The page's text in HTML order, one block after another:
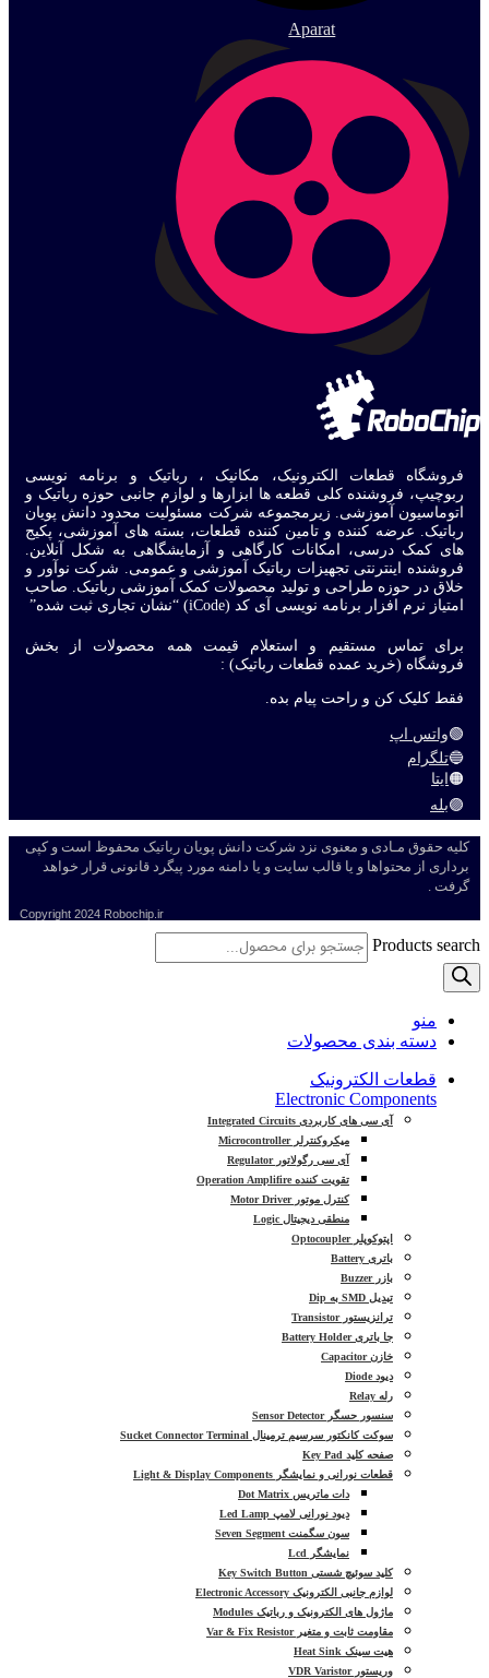
Aparat
فروشگاه قطعات الکترونیک، مکانیک ، رباتیک و برنامه نویسی
ربوچیپ، فروشنده کلی قطعه ها ابزارها و لوازم جانبی حوزه رباتیک و
اتوماسیون آموزشی. زیرمجموعه شرکت مسئولیت محدود دانش پویان
رباتیک. عرضه کننده و تامین کننده قطعات، بسته های آموزشی، پکیج
های کمک درسی، امکانات کارگاهی و آزمایشگاهی به شکل آنلاین.
فروشنده اینترنتی تجهیزات رباتیک آموزشی و عمومی. شرکت نوآور و
خلاق در حوزه طراحی و تولید محصولات کمک آموزشی رباتیک. صاحب
امتیاز نرم افزار برنامه نویسی آی کد (iCode) “نشان تجاری ثبت شده”
برای تماس مستقیم و استعلام قیمت همه محصولات از بخش
فروشگاه (خرید عمده قطعات رباتیک) :
فقط کلیک کن و راحت پیام بده.
🟢واتس اپ
🔵تلگرام
🟠ایتا
🟣بله
کلیه حقوق مـادی و معنوی نزد شرکت دانش پویان رباتیک محفوظ است و کپی
برداری از محتواها و یا قالب سایت و یا دامنه مورد پیگرد قانونی قرار خواهد
گرفت .
Copyright 2024 Robochip.ir
Products search
منو
دسته بندی محصولات
قطعات الکترونیک
Electronic Components
آی سی های کاربردی Integrated Circuits
میکروکنترلر Microcontroller
آی سی رگولاتور Regulator
تقویت کننده Operation Amplifire
کنترل موتور Motor Driver
منطقی دیجیتال Logic
اپتوکوپلر Optocoupler
باتری Battery
بازر Buzzer
تبدیل SMD به Dip
ترانزیستور Transistor
جا باتری Battery Holder
خازن Capacitor
دیود Diode
رله Relay
سنسور حسگر Sensor Detector
سوکت کانکتور سرسیم ترمینال Sucket Connector Terminal
صفحه کلید Key Pad
قطعات نورانی و نمایشگر Light & Display Components
دات ماتریس Dot Matrix
دیود نورانی لامپ Led Lamp
سون سگمنت Seven Segment
نمایشگر Lcd
کلید سوئیچ شستی Key Switch Button
لوازم جانبی الکترونیک Electronic Accessory
ماژول های الکترونیک و رباتیک Modules
مقاومت ثابت و متغیر Var & Fix Resistor
هیت سینک Heat Sink
وریستور VDR Varistor